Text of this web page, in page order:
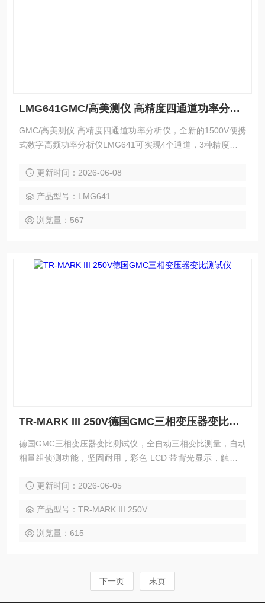
LMG641GMC/高美测仪 高精度四通道功率分析仪
GMC/高美测仪 高精度四通道功率分析仪，全新的1500V便携
式数字高频功率分析仪LMG641可实现4个通道，3种精度互相
更新时间：2026-06-08
产品型号：LMG641
浏览量：567
TR-MARK III 250V德国GMC三相变压器变比测试仪
德国GMC三相变压器变比测试仪，全自动三相变比测量，自动
相量组侦测功能，坚固耐用，彩色 LCD 带背光显示，触屏操
电脑软件进行通信。
更新时间：2026-06-05
产品型号：TR-MARK III 250V
浏览量：615
下一页 末页